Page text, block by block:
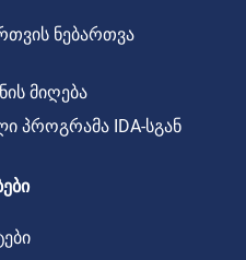
ნებართვა
მიღება
პროგრამა IDA-სგან